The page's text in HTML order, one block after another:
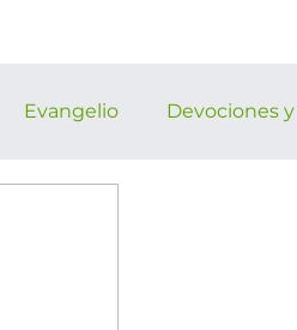
Evangelio Devociones